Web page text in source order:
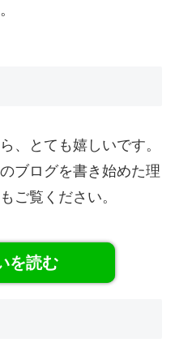
、とても嬉しいです。
ブログを書き始めた理
ご覧ください。
を読む